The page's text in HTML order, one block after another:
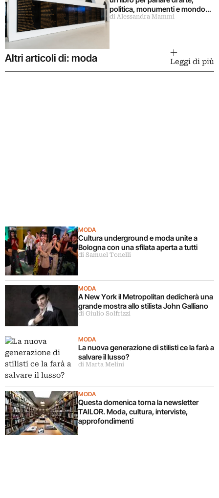
politica, monumenti e mondo
militare
di Alessandra Mammì
Altri articoli di: moda Leggi di più
MODA
Cultura underground e moda unite a
Bologna con una sfilata aperta a tutti
di Samuel Tonelli
MODA
A New York il Metropolitan dedicherà una
grande mostra allo stilista John Galliano
di Giulio Solfrizzi
MODA
La nuova generazione di stilisti ce la farà a
salvare il lusso?
di Marta Melini
MODA
Questa domenica torna la newsletter
TAILOR. Moda, cultura, interviste,
approfondimenti